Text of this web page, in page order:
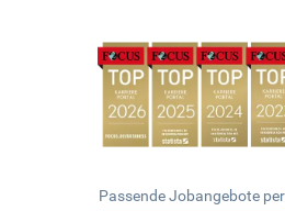
Passende Jobangebote